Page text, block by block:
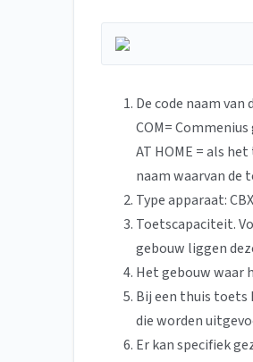
De code naam van
COM=
AT HOME = als
naam waarvan de
Type apparaat:
Toetscapaciteit.
gebouw liggen
Het gebouw waar
Bij een thuis toets
die worden
Er kan specifiek